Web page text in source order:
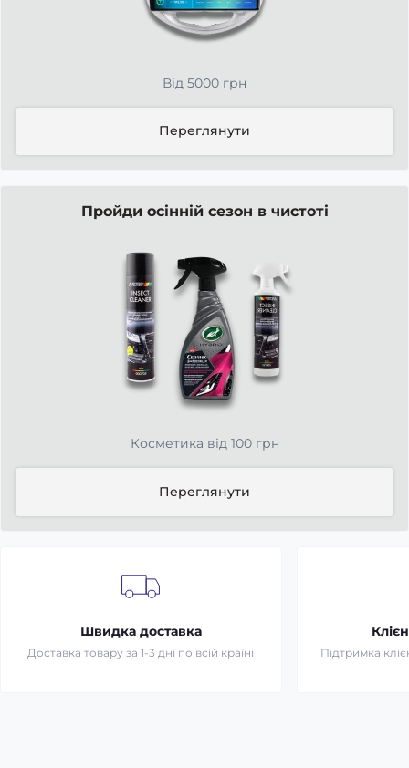
Від 5000 грн
Переглянути
Пройди осінній сезон в чистоті
Косметика від 100 грн
Переглянути
Швидка доставка
Доставка товару за 1-3 дні по всій країні Підтримка